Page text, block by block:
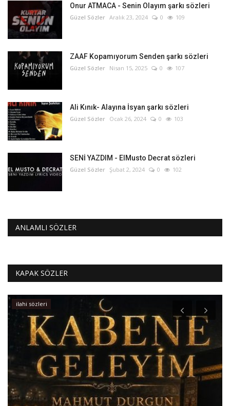
Onur ATMACA - Senin Olayım şarkı sözleri
Güzel Sözler Aralık 23, 2024 0 109
ZAAF Kopamıyorum Senden şarkı sözleri
Güzel Sözler Nisan 15, 2025 0 107
Ali Kınık- Alayına İsyan şarkı sözleri
Güzel Sözler Ocak 26, 2024 0 103
SENİ YAZDIM - ElMusto Decrat sözleri
Güzel Sözler Şubat 2, 2024 0 102
ANLAMLI SÖZLER
KAPAK SÖZLER
ilahi sözleri